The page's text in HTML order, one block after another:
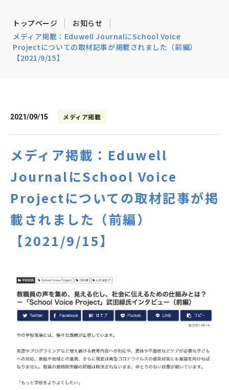
トップページ
お知らせ
メディア掲載：Eduwell JournalにSchool Voice
Projectについての取材記事が掲載されました（前編）
【2021/9/15】
2021/09/15 メディア掲載
メディア掲載：Eduwell
JournalにSchool Voice
Projectについての取材記事が掲
載されました（前編）
【2021/9/15】